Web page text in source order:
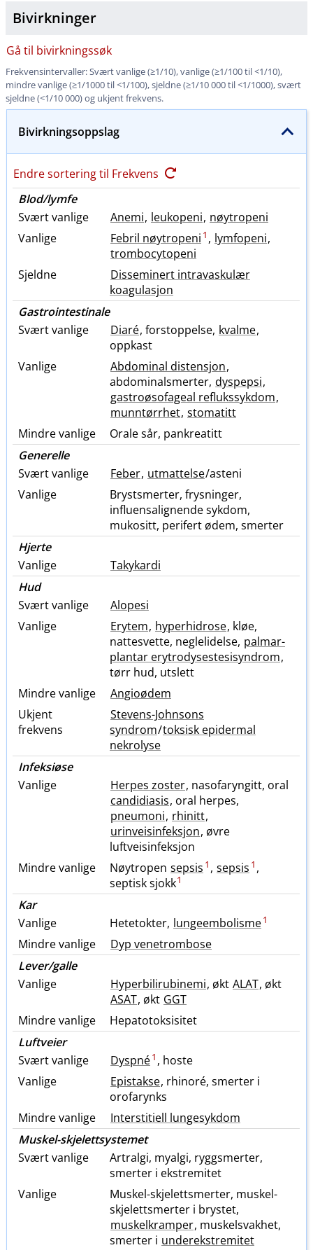
Bivirkninger
Gå til bivirkningssøk
Frekvensintervaller: Svært vanlige (≥1​/​10), vanlige (≥1/100 til <1​/​10),
mindre vanlige (≥1/1000 til <1​/​100), sjeldne (≥1/10 000 til <1​/​1000), svært
sjeldne (<1/10 000) og ukjent frekvens.
Bivirkningsoppslag
Endre sortering til Frekvens
Blod​/​lymfe
Svært vanlige
Anemi, leukopeni, nøytropeni
Vanlige
Febril nøytropeni 1 , lymfopeni,
trombocytopeni
Sjeldne
Disseminert intravaskulær
koagulasjon
Gastrointestinale
Svært vanlige
Diaré, forstoppelse, kvalme,
oppkast
Vanlige
Abdominal distensjon,
abdominalsmerter, dyspepsi,
gastroøsofageal reflukssykdom,
munntørrhet, stomatitt
Mindre vanlige
Orale sår, pankreatitt
Generelle
Svært vanlige
Feber, utmattelse/asteni
Vanlige
Brystsmerter, frysninger,
influensalignende sykdom,
mukositt, perifert ødem, smerter
Hjerte
Vanlige
Takykardi
Hud
Svært vanlige
Alopesi
Vanlige
Erytem, hyperhidrose, kløe,
nattesvette, neglelidelse, palmar-
plantar erytrodysestesisyndrom,
tørr hud, utslett
Mindre vanlige
Angioødem
Ukjent
frekvens
Stevens-Johnsons
syndrom/toksisk epidermal
nekrolyse
Infeksiøse
Vanlige
Herpes zoster, nasofaryngitt, oral
candidiasis, oral herpes,
pneumoni, rhinitt,
urinveisinfeksjon, øvre
luftveisinfeksjon
Mindre vanlige
Nøytropen sepsis 1 , sepsis 1 ,
septisk sjokk1
Kar
Vanlige
Hetetokter, lungeembolisme1
Mindre vanlige
Dyp venetrombose
Lever​/​galle
Vanlige
Hyperbilirubinemi, økt ALAT, økt
ASAT, økt GGT
Mindre vanlige
Hepatotoksisitet
Luftveier
Svært vanlige
Dyspné1 , hoste
Vanlige
Epistakse, rhinoré, smerter i
orofarynks
Mindre vanlige
Interstitiell lungesykdom
Muskel-skjelettsystemet
Svært vanlige
Artralgi, myalgi, ryggsmerter,
smerter i ekstremitet
Vanlige
Muskel-skjelettsmerter, muskel-
skjelettsmerter i brystet,
muskelkramper, muskelsvakhet,
smerter i underekstremitet